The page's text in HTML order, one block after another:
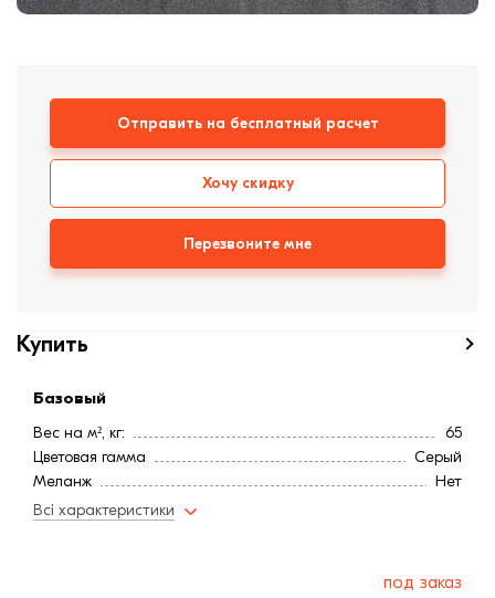
формовки
Строительные
смеси
Отправить на бесплатный расчет
Хочу скидку
Перезвоните мне
Купить
Базовый
Вес на м², кг:
65
Цветовая гамма
Серый
Меланж
Нет
Толщина металла
Всі характеристики
под заказ